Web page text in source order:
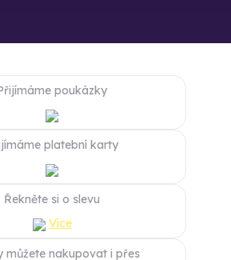
poukázky
platební karty
Řekněte si o slevu
Více
můžete nakupovat i přes